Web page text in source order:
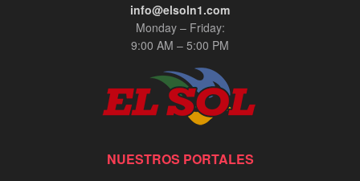
info@elsoln1.com
Monday – Friday:
9:00 AM – 5:00 PM
NUESTROS PORTALES